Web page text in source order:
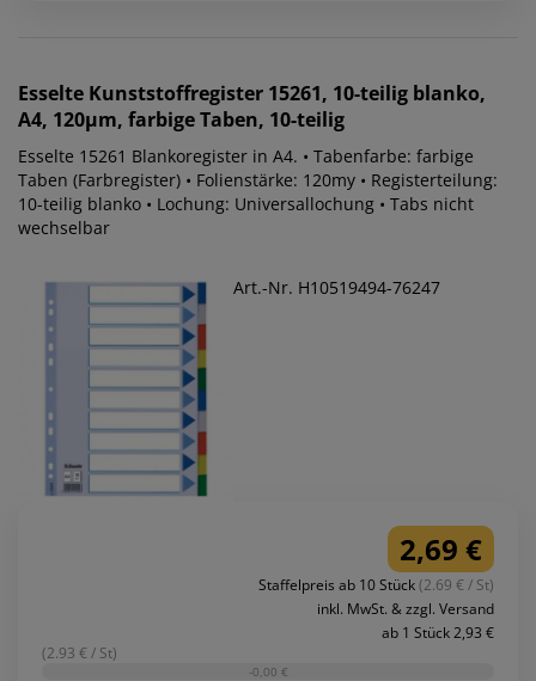
Esselte Kunststoffregister 15261, 10-teilig blanko,
A4, 120µm, farbige Taben, 10-teilig
Esselte 15261 Blankoregister in A4. • Tabenfarbe: farbige
Taben (Farbregister) • Folienstärke: 120my • Registerteilung:
10-teilig blanko • Lochung: Universallochung • Tabs nicht
wechselbar
Art.-Nr. H10519494-76247
2,69 €
Staffelpreis ab 10 Stück(2.69 € / St)
inkl. MwSt. & zzgl. Versand
ab 1 Stück 2,93 €
(2.93 € / St)
-0,00 €